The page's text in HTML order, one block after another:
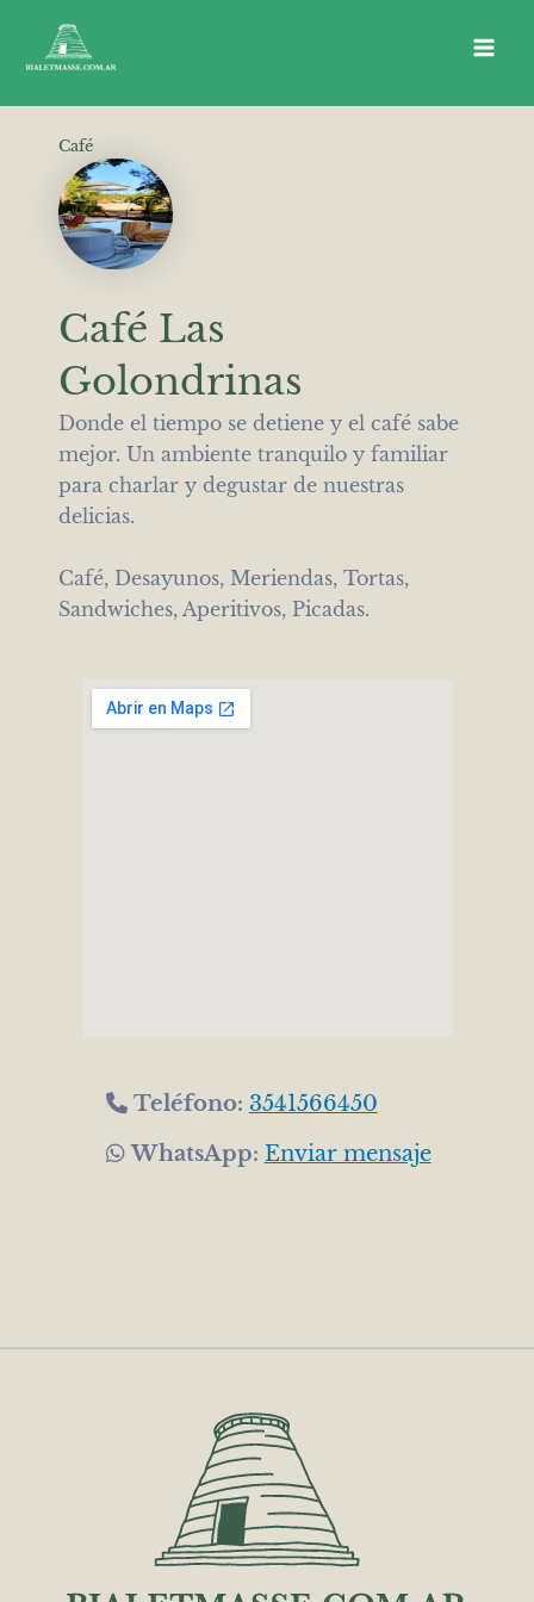
contenido
Café
Café Las
Golondrinas
Donde el tiempo se detiene y el café sabe
mejor. Un ambiente tranquilo y familiar
para charlar y degustar de nuestras
delicias.
Café, Desayunos, Meriendas, Tortas,
Sandwiches, Aperitivos, Picadas.
Teléfono: 3541566450
WhatsApp: Enviar mensaje